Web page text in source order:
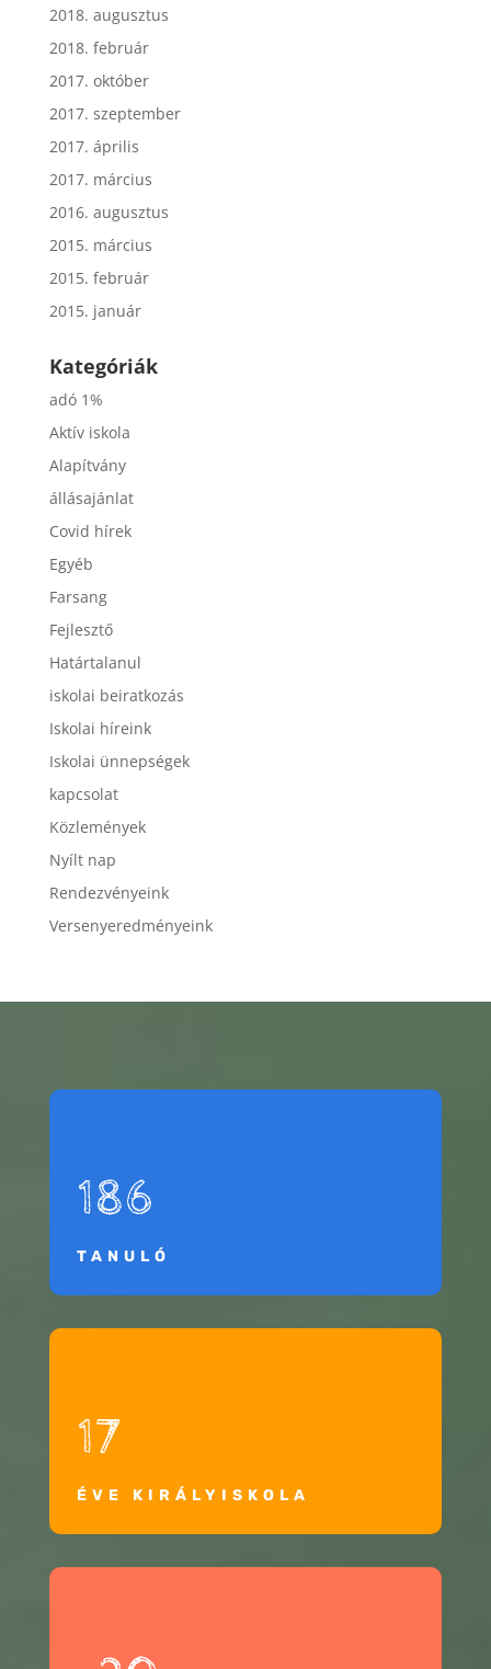
2018. augusztus
2018. február
2017. október
2017. szeptember
2017. április
2017. március
2016. augusztus
2015. március
2015. február
2015. január
Kategóriák
adó 1%
Aktív iskola
Alapítvány
állásajánlat
Covid hírek
Egyéb
Farsang
Fejlesztő
Határtalanul
iskolai beiratkozás
Iskolai híreink
Iskolai ünnepségek
kapcsolat
Közlemények
Nyílt nap
Rendezvényeink
Versenyeredményeink
186
TANULÓ
17
ÉVE KIRÁLYISKOLA